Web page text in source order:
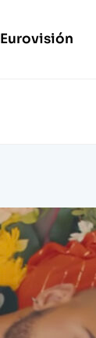
Eurovisión